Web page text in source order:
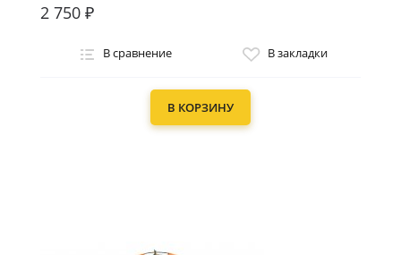
2 750 ₽
В сравнение В закладки
В КОРЗИНУ